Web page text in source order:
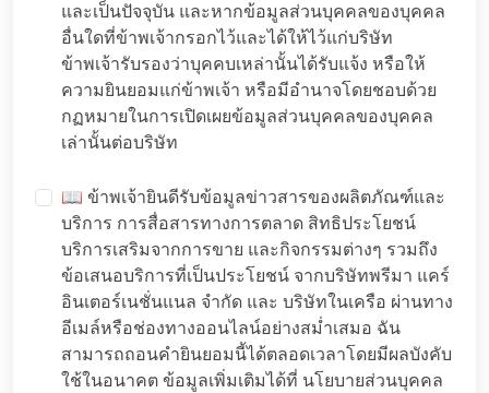
และเป็นปัจจุบัน และหากข้อมูลส่วนบุคคลของบุคคล
อื่นใดที่ข้าพเจ้ากรอกไว้และได้ให้ไว้แก่บริษัท
ข้าพเจ้ารับรองว่าบุคคบเหล่านั้นได้รับแจ้ง หรือให้
ความยินยอมแก่ข้าพเจ้า หรือมีอำนาจโดยชอบด้วย
กฏหมายในการเปิดเผยข้อมูลส่วนบุคคลของบุคคล
เล่านั้นต่อบริษัท
📖 ข้าพเจ้ายินดีรับข้อมูลข่าวสารของผลิตภัณฑ์และ
บริการ การสื่อสารทางการตลาด สิทธิประโยชน์
บริการเสริมจากการขาย และกิจกรรมต่างๆ รวมถึง
ข้อเสนอบริการที่เป็นประโยชน์ จากบริษัทพรีมา แคร์
อินเตอร์เนชั่นแนล จำกัด และ บริษัทในเครือ ผ่านทาง
อีเมล์หรือช่องทางออนไลน์อย่างสม่ำเสมอ ฉัน
สามารถถอนคำยินยอมนี้ได้ตลอดเวลาโดยมีผลบังคับ
ใช้ในอนาคต ข้อมูลเพิ่มเติมได้ที่ นโยบายส่วนบุคคล